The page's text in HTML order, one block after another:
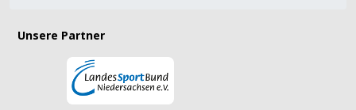
Unsere Partner